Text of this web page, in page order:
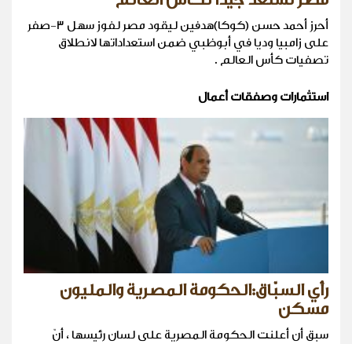
أحرز أحمد حسن (كوكا)هدفين ليقود مصر لفوز سهل 3-صفر
على زامبيا وديا في أبوظبي ضمن استعداداتها لانطلاق
تصفيات كأس العالم .
استثمارات وصفقات أعمال
رأي السبّاق:الحكومة المصرية والمليون
مسكن
سبق أن أعلنت الحكومة المصرية على لسان رئيسها ، أنّ